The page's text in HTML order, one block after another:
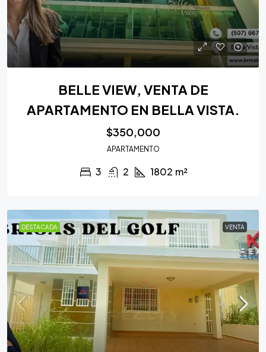
BELLE VIEW, VENTA DE
APARTAMENTO EN BELLA VISTA.
$350,000
APARTAMENTO
3 2 1802 m²
DESTACADA VENTA